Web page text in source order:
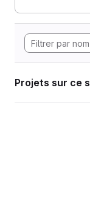
Projets sur ce